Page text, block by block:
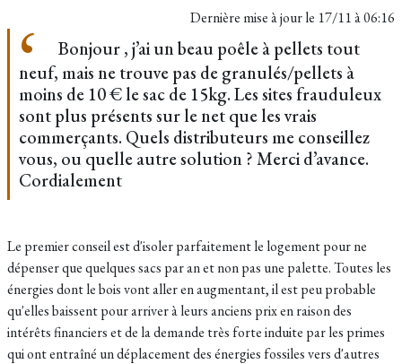
Dernière mise à jour le 17/11 à 06:16
Bonjour , j’ai un beau poêle à pellets tout
neuf, mais ne trouve pas de granulés/pellets à
moins de 10 € le sac de 15kg. Les sites frauduleux
sont plus présents sur le net que les vrais
commerçants. Quels distributeurs me conseillez
vous, ou quelle autre solution ? Merci d’avance.
Cordialement
Le premier conseil est d'isoler parfaitement le logement pour ne
dépenser que quelques sacs par an et non pas une palette. Toutes les
énergies dont le bois vont aller en augmentant, il est peu probable
qu'elles baissent pour arriver à leurs anciens prix en raison des
intérêts financiers et de la demande très forte induite par les primes
qui ont entraîné un déplacement des énergies fossiles vers d'autres